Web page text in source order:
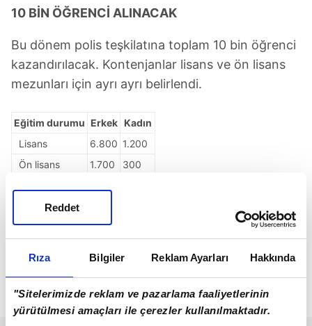
Rıza Bilgiler Reklam Ayarları Hakkında
"Sitelerimizde reklam ve pazarlama faaliyetlerinin
yürütülmesi amaçları ile çerezler kullanılmaktadır.
Reddet
10 BİN ÖĞRENCİ ALINACAK
Bu dönem polis teşkilatına toplam 10 bin öğrenci
kazandırılacak. Kontenjanlar lisans ve ön lisans
mezunları için ayrı ayrı belirlendi.
Eğitim durumu Erkek
Kadın
Lisans
6.800 1.200
Ön lisans
1.700 300
33. DÖNEM POMEM SONUÇLARINI
SORGULAMAK İÇİN TIKLAYIN
Belirlenen kontenjanlarla birlikte toplam 10 bin
aday polis teşkilatında eğitim alma hakkı elde
edecek.